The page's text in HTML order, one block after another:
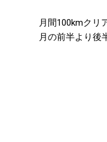
月間100kmクリ
月の前半より後